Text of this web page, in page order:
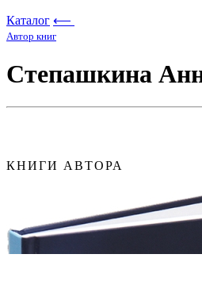
Каталог ⟵
Автор книг
Степашкина
КНИГИ АВТОРА